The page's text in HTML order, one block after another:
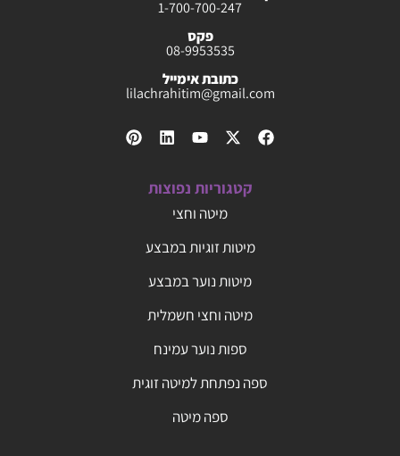
1-700-700-247
פקס
08-9953535
כתובת אימייל
lilachrahitim@gmail.com
קטגוריות נפוצות
מיטה וחצי
מיטות זוגיות במבצע
מיטות נוער במבצע
מיטה וחצי חשמלית
ספות נוער עמינח
ספה נפתחת למיטה זוגית
ספה מיטה